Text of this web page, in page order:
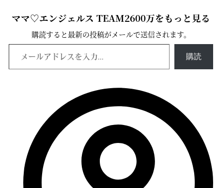
ママ♡エンジェルス TEAM2600万をもっと見る
購読すると最新の投稿がメールで送信されます。
メールアドレスを入力...
購読